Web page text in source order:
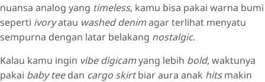
nuansa analog yang timeless, kamu bisa pakai warna bumi
seperti ivoryatau washed denimagar terlihat menyatu
sempurna dengan latar belakang nostalgic.
Kalau kamu ingin vibe digicamyang lebih bold, waktunya
pakai baby teedan cargo skirtbiar aura anak hitsmakin